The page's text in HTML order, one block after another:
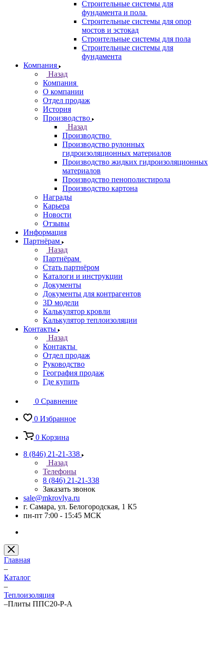
Строительные системы для
фундамента и пола
Строительные системы для опор
мостов и эстокад
Строительные системы для пола
Строительные системы для
фундамента
Компания
Назад
Компания
О компании
Отдел продаж
История
Производство
Назад
Производство
Производство рулонных
гидроизоляционных материалов
Производство жидких гидроизоляционных
материалов
Производство пенополистирола
Производство картона
Награды
Карьера
Новости
Отзывы
Информация
Партнёрам
Назад
Партнёрам
Стать партнёром
Каталоги и инструкции
Документы
Документы для контрагентов
3D модели
Калькулятор кровли
Калькулятор теплоизоляции
Контакты
Назад
Контакты
Отдел продаж
Руководство
География продаж
Где купить
0 Сравнение
0 Избранное
0 Корзина
8 (846) 21-21-338
Назад
Телефоны
8 (846) 21-21-338
Заказать звонок
sale@mkrovlya.ru
г. Самара, ул. Белогородская, 1 К5
пн-пт 7:00 - 15:45 МСК
Главная
–
Каталог
–
Теплоизоляция
–Плиты ППС20-Р-А